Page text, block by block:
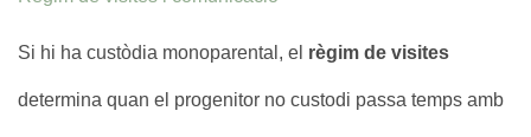
Si hi ha custòdia monoparental, el règim de visites
determina quan el progenitor no custodi passa temps amb